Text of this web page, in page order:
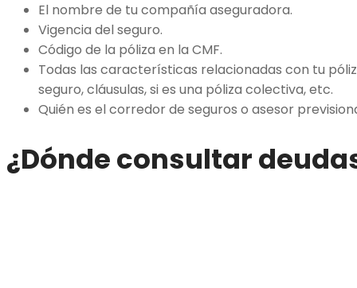
El nombre de tu compañía aseguradora.
Vigencia del seguro.
Código de la póliza en la CMF.
Todas las características relacionadas con tu
seguro, cláusulas, si es una póliza colectiva, etc.
Quién es el corredor de seguros o asesor
¿Dónde consultar